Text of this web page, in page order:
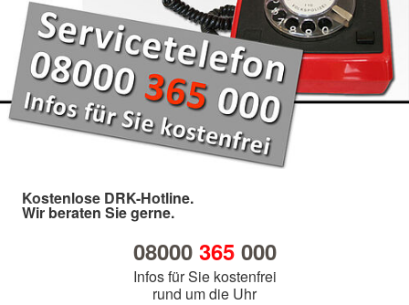
Kostenlose DRK-Hotline.
Wir beraten Sie gerne.
08000 365000
Infos für Sie kostenfrei
rund um die Uhr